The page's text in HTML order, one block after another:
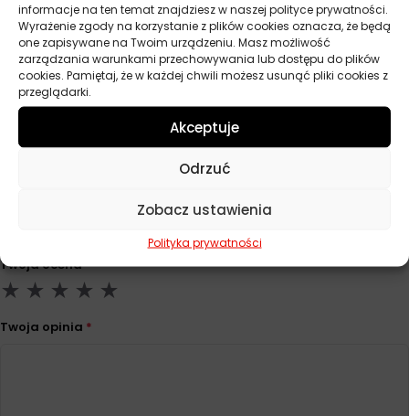
informacje na ten temat znajdziesz w naszej polityce prywatności.
Wyrażenie zgody na korzystanie z plików cookies oznacza, że będą
one zapisywane na Twoim urządzeniu. Masz możliwość
zarządzania warunkami przechowywania lub dostępu do plików
cookies. Pamiętaj, że w każdej chwili możesz usunąć pliki cookies z
przeglądarki.
Akceptuje
Odrzuć
Zobacz ustawienia
Polityka prywatności
Producent Liqui Moly
Pojemność 250 ml
Twoja ocena*
Twoja opinia *